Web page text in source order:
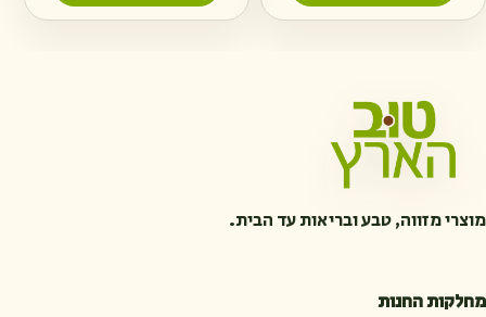
מוצרי מזווה, טבע ובריאות עד הבית.
מחלקות החנות